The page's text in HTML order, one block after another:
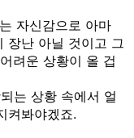
자신감으로 아마
장난 아닐 것이고 그
려운 상황이 올 겁
는 상황 속에서 얼
켜봐야겠죠.